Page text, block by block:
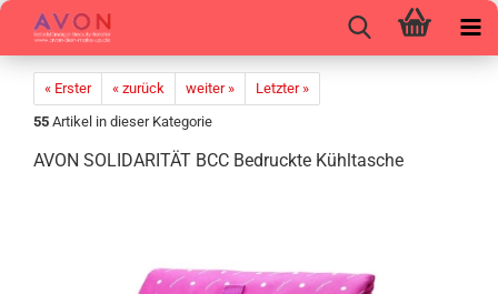
« Erster « zurück weiter »
Letzter »
55 Artikel in dieser Kategorie
AVON SO­LI­DA­RI­TÄT BCC Be­druck­te Kühl­ta­sche